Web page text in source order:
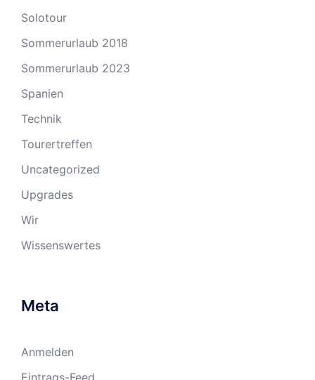
Solotour
Sommerurlaub 2018
Sommerurlaub 2023
Spanien
Technik
Tourertreffen
Uncategorized
Upgrades
Wir
Wissenswertes
Meta
Anmelden
Eintrags-Feed